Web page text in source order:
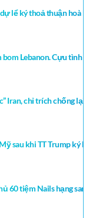
lể ký thoả thuận
Lebanon. Cựu tình
Iran, chỉ trích chống
sau khi TT Trump ký
60 tiệm Nails hạng